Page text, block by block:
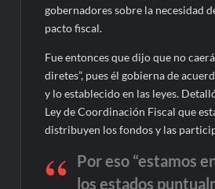
gobernadores sobre la necesidad
pacto fiscal.
Fue entonces que dijo que no
diretes”, pues él gobierna de
y lo establecido en las leyes.
Ley de Coordinación Fiscal que
distribuyen los fondos y las
Por eso “estamos
los estados